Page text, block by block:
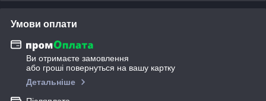
Умови оплати
Ви отримаєте замовлення
або гроші повернуться на вашу картку
Детальніше